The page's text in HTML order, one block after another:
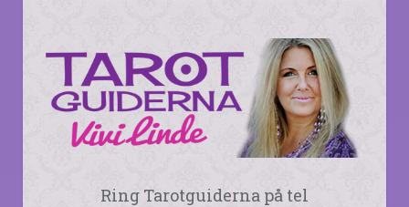
Ring Tarotguiderna på tel